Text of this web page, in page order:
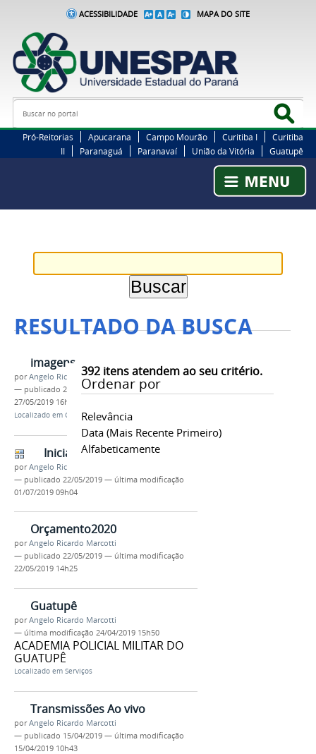
ACESSIBILIDADE MAPA DO SITE
Busca
Pró-Reitorias Apucarana Campo Mourão Curitiba I
Curitiba
II
Paranaguá Paranavaí União da Vitória Guatupê
RESULTADO DA BUSCA
392itens atendem ao seu critério.
Ordenar por
Relevância
Data (mais Recente Primeiro)
Alfabeticamente
imagens
porAngelo Ricardo Marcotti
— publicado 22/05/2019 —última modificação
27/05/2019 16h08
Localizado em Orçamento2020
Inicial
porAngelo Ricardo Marcotti
— publicado 22/05/2019 — última modificação
01/07/2019 09h04
Orçamento2020
porAngelo Ricardo Marcotti
— publicado 22/05/2019 — última modificação
22/05/2019 14h25
Guatupê
porAngelo Ricardo Marcotti
— última modificação 24/04/2019 15h50
ACADEMIA POLICIAL MILITAR DO
GUATUPÊ
Localizado em Serviços
Transmissões Ao vivo
porAngelo Ricardo Marcotti
— publicado 15/04/2019 — última modificação
15/04/2019 10h43